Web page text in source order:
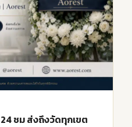
ชม ส่งถึงวัดทุกเขต